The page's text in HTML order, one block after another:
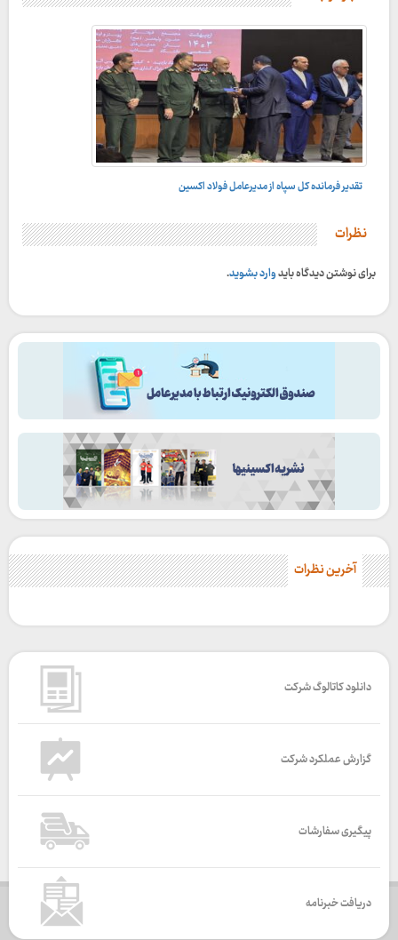
در حاشیه برگزاری جام رسانه های کشور؛
تقدیر فرمانده کل سپاه از مدیرعامل فولاد اکسین
نظرات
برای نوشتن دیدگاه بایدوارد بشوید.
آخرین نظرات
دانلود کاتالوگ شرکت
گزارش عملکرد شرکت
پیگیری سفارشات
دریافت خبرنامه